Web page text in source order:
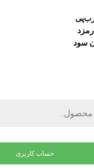
سود
حساب کاربری